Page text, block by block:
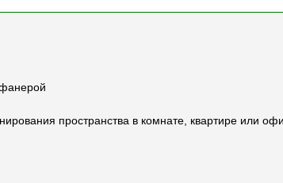
пространства в комнате, квартире или